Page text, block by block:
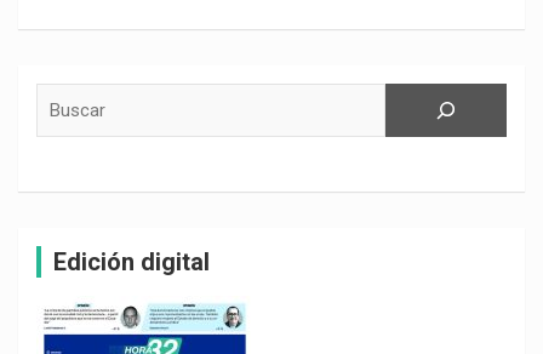
Edición digital